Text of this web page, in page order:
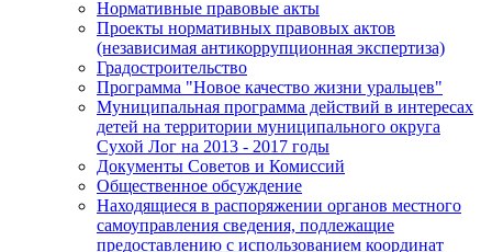
Нормативные правовые акты
Проекты нормативных правовых актов
(независимая антикоррупционная экспертиза)
Градостроительство
Программа "Новое качество жизни уральцев"
Муниципальная программа действий в интересах
детей на территории муниципального округа
Сухой Лог на 2013 - 2017 годы
Документы Советов и Комиссий
Общественное обсуждение
Находящиеся в распоряжении органов местного
самоуправления сведения, подлежащие
предоставлению с использованием координат